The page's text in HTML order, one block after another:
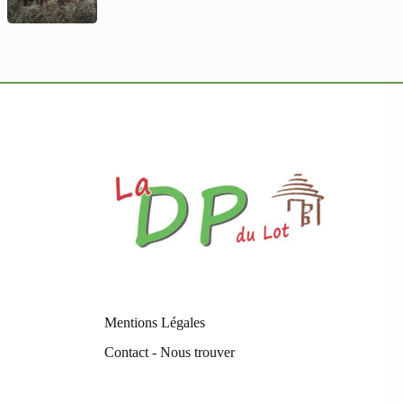
Mentions Légales
Contact - Nous trouver